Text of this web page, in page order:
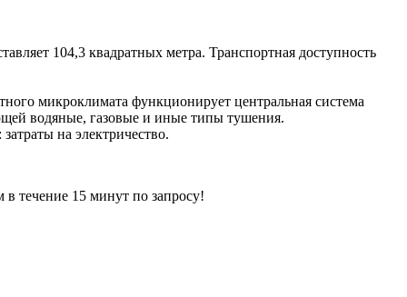
104,3 квадратных метра. Транспортная доступность
микроклимата функционирует центральная система
водяные, газовые и иные типы тушения.
на электричество.
15 минут по запросу!